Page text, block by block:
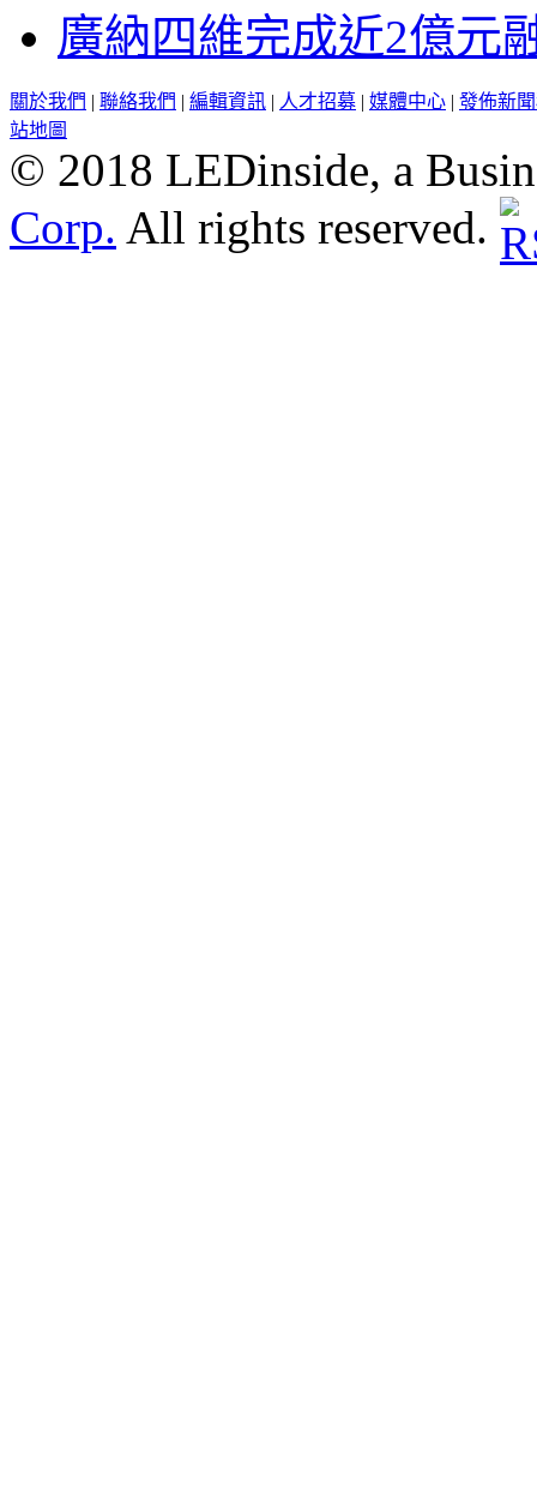
廣納四維完成近2億元
關於我們 | 聯絡我們 | 編輯資訊 | 人才招募 | 媒體中心 | 發佈新
站地圖
© 2018 LEDinside, a
Corp. All rights reserved.